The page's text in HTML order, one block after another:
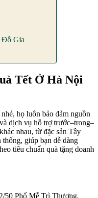
Đỗ Gia
Tết Ở Hà Nội
họ luôn bảo đảm nguồn
dịch vụ hỗ trợ trước–trong–
nhau, từ đặc sản Tây
giúp bạn dễ dàng
tiêu chuẩn quà tặng doanh
50 Phố Mễ Trì Thượng,